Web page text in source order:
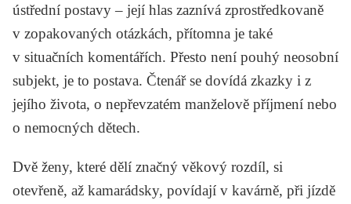
ústřední postavy – její hlas zaznívá zprostředkovaně
v zopakovaných otázkách, přítomna je také
v situačních komentářích. Přesto není pouhý neosobní
subjekt, je to postava. Čtenář se dovídá zkazky i z
jejího života, o nepřevzatém manželově příjmení nebo
o nemocných dětech.
Dvě ženy, které dělí značný věkový rozdíl, si
otevřeně, až kamarádsky, povídají v kavárně, při jízdě